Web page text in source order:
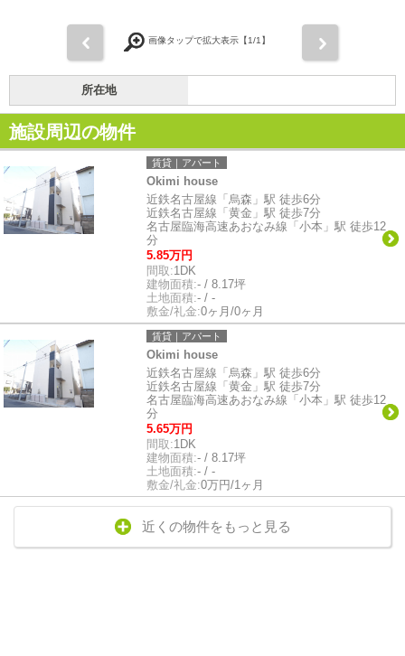
画像タップで拡大表示【1/1】
所在地
施設周辺の物件
賃貸｜アパート
Okimi house
近鉄名古屋線「烏森」駅 徒歩6分
近鉄名古屋線「黄金」駅 徒歩7分
名古屋臨海高速あおなみ線「小本」駅 徒歩12
分
5.85万円
間取:1DK
建物面積:- / 8.17坪
土地面積:- / -
敷金/礼金:0ヶ月/0ヶ月
賃貸｜アパート
Okimi house
近鉄名古屋線「烏森」駅 徒歩6分
近鉄名古屋線「黄金」駅 徒歩7分
名古屋臨海高速あおなみ線「小本」駅 徒歩12
分
5.65万円
間取:1DK
建物面積:- / 8.17坪
土地面積:- / -
敷金/礼金:0万円/1ヶ月
近くの物件をもっと見る